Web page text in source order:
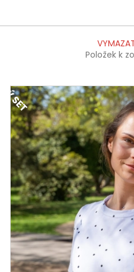
Položek k
SET